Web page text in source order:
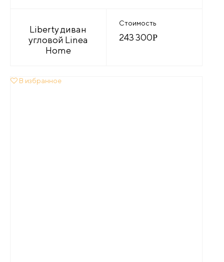
Liberty диван
угловой Linea
Home
Стоимость
243 300Р
В избранное